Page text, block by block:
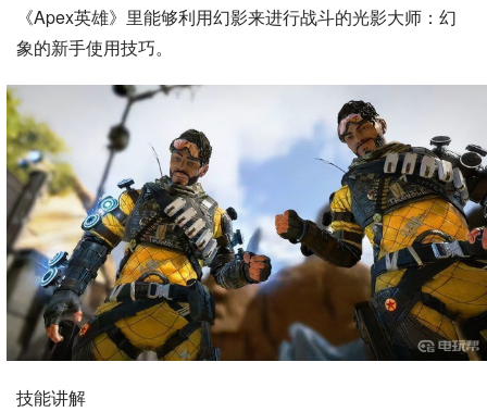
《Apex英雄》里能够利用幻影来进行战斗的光影大师：幻
象的新手使用技巧。
技能讲解